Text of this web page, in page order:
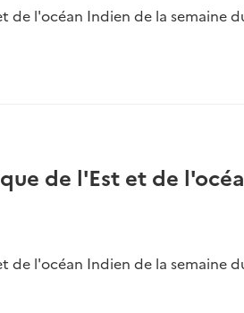
de l'océan Indien de la semaine
de l'Est et de
de l'océan Indien de la semaine